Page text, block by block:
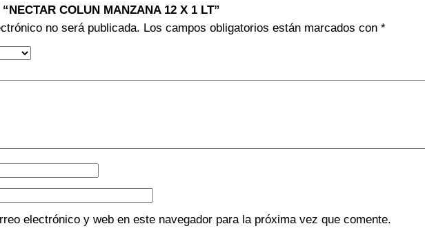
COLUN MANZANA 12 X 1 LT”
no será publicada. Los campos obligatorios están marcados con *
electrónico y web en este navegador para la próxima vez que comente.